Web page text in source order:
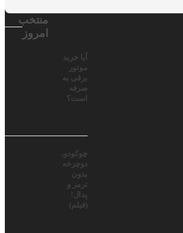
منتخب
امروز
آیا خرید
موتور
برقی به
صرفه
است؟
چوکودو،
دوچرخه
بدون
ترمز و
پدال!
(فیلم)